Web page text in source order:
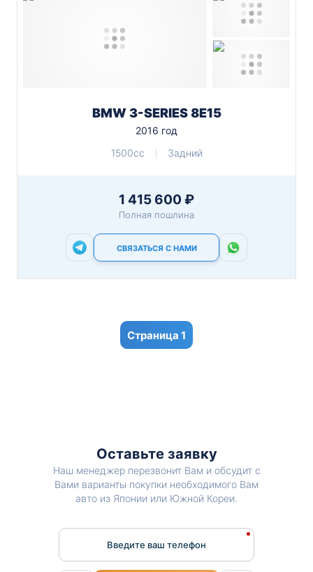
BMW 3-SERIES 8E15
2016 год
1500cc
Задний
1 415 600 ₽
Полная пошлина
СВЯЗАТЬСЯ С НАМИ
1
Оставьте заявку
Наш менеджер перезвонит Вам и обсудит с
Вами варианты покупки необходимого Вам
авто из Японии или Южной Кореи.
Введите ваш телефон